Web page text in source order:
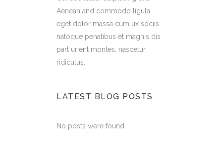
Aenean and commodo ligula
eget dolor massa cum ux sociis
natoque penatibus et magnis dis
part urient montes, nascetur
ridiculus.
LATEST BLOG POSTS
No posts were found.